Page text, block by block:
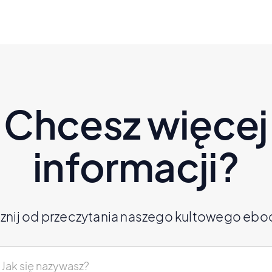
Chcesz więcej
informacji?
od przeczytania naszego kultowego